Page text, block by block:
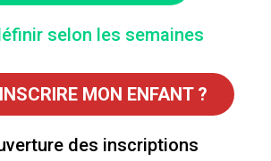
selon les semaines
MON ENFANT ?
des inscriptions